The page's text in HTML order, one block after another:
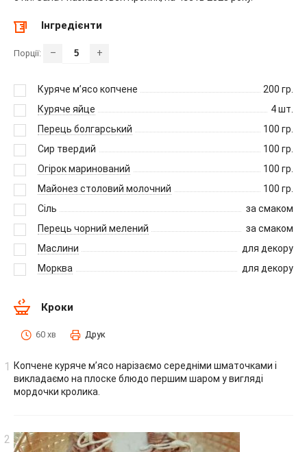
Інгредієнти
Порції: – +
Куряче м’ясо копчене 200 гр.
Куряче яйце
4шт.
Перець болгарський
100 гр.
Сир твердий
100 гр.
Огірок маринований
100 гр.
Майонез столовий молочний
100 гр.
Сіль
за смаком
Перець чорний мелений
за смаком
Маслини
для декору
Морква
для декору
Кроки
60 хв Друк
Копчене куряче м’ясо нарізаємо середніми шматочками і
викладаємо на плоске блюдо першим шаром у вигляді
мордочки кролика.